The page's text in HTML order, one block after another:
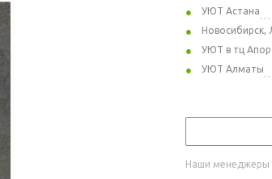
УЮТ Астана
Новосибирск,
УЮТ в тц
УЮТ Алматы
Наши менеджеры